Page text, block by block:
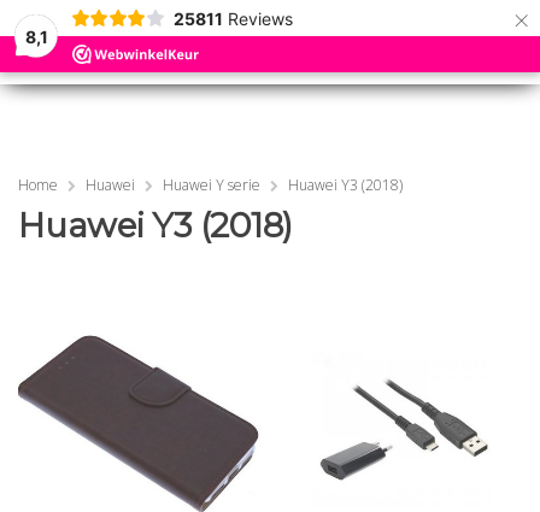
8,1
25811 Reviews ×
MENU
MENU
Home Huawei Huawei Y serie Huawei Y3 (2018)
Huawei Y3 (2018)